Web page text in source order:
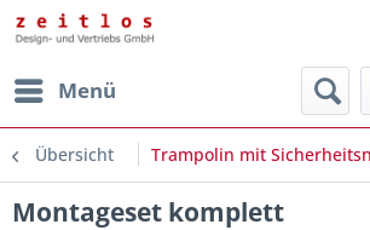
Menü
Übersicht Trampolin mit
Montageset komplett